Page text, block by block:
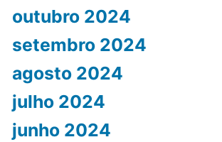
outubro 2024
setembro 2024
agosto 2024
julho 2024
junho 2024